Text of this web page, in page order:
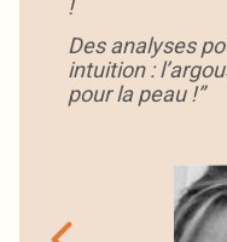
confirmé mon
vraie pépite